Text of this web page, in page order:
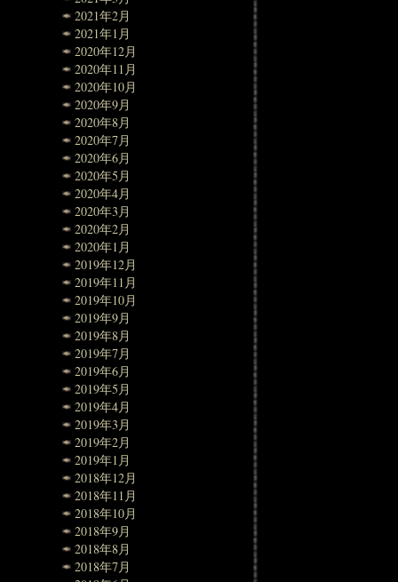
2021年2月
2021年1月
2020年12月
2020年11月
2020年10月
2020年9月
2020年8月
2020年7月
2020年6月
2020年5月
2020年4月
2020年3月
2020年2月
2020年1月
2019年12月
2019年11月
2019年10月
2019年9月
2019年8月
2019年7月
2019年6月
2019年5月
2019年4月
2019年3月
2019年2月
2019年1月
2018年12月
2018年11月
2018年10月
2018年9月
2018年8月
2018年7月